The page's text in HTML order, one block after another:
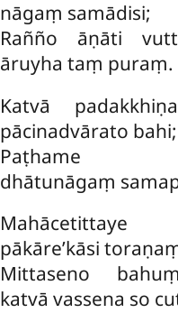
nāgaṃ samādisi;
Rañño āṇāti
āruyha taṃ puraṃ.
Katvā
pācinadvārato bahi;
Paṭhame
dhātunāgaṃ
pākāre’kāsi
Mittaseno
katvā vassena so